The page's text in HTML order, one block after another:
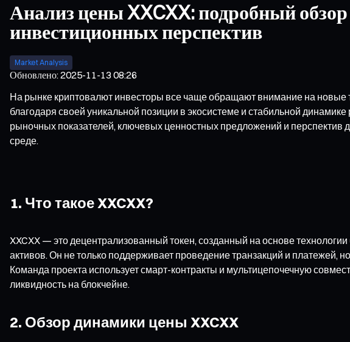
Анализ цены XXCXX: подробный
инвестиционных перспектив
Market Analysis
Обновлено:2025-11-13 08:26
На рынке криптовалют инвесторы все чаще обращают внимание на новые
благодаря своей уникальной позиции в экосистеме и стабильной
рыночных показателей, ключевых ценностных предложений и
среде.
1. Что такое XXCXX?
XXCXX — это децентрализованный токен, созданный на основе
активов. Он не только поддерживает проведение транзакций и платежей,
Команда проекта использует смарт-контракты и мультицепочечную
ликвидность на блокчейне.
2. Обзор динамики цены XXCXX